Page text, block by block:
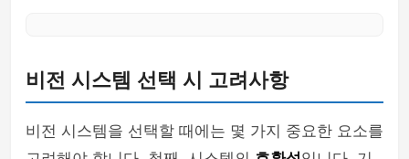
비전 시스템 선택 시 고려사항
비전 시스템을 선택할 때에는 몇 가지 중요한 요소를